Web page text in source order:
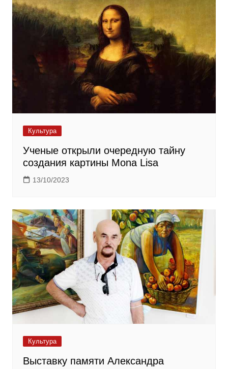
Культура
Ученые открыли очередную тайну
создания картины Mona Lisa
13/10/2023
Культура
Выставку памяти Александра